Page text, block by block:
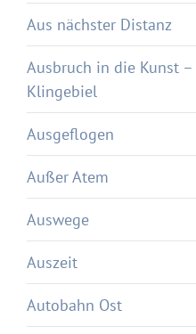
Aus nächster Distanz
Ausbruch in die Kunst
Klingebiel
Ausgeflogen
Außer Atem
Auswege
Auszeit
Autobahn Ost